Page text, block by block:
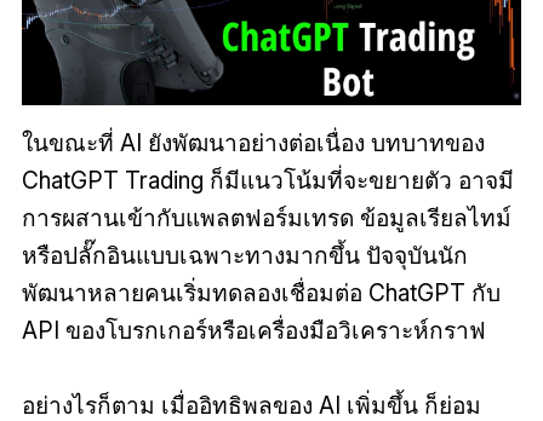
ในขณะที่ AI ยังพัฒนาอย่างต่อเนื่อง บทบาทของ
ChatGPT Trading ก็มีแนวโน้มที่จะขยายตัว อาจมี
การผสานเข้ากับแพลตฟอร์มเทรด ข้อมูลเรียลไทม์
หรือปลั๊กอินแบบเฉพาะทางมากขึ้น ปัจจุบันนัก
พัฒนาหลายคนเริ่มทดลองเชื่อมต่อ ChatGPT กับ
API ของโบรกเกอร์หรือเครื่องมือวิเคราะห์กราฟ
อย่างไรก็ตาม เมื่ออิทธิพลของ AI เพิ่มขึ้น ก็ย่อม